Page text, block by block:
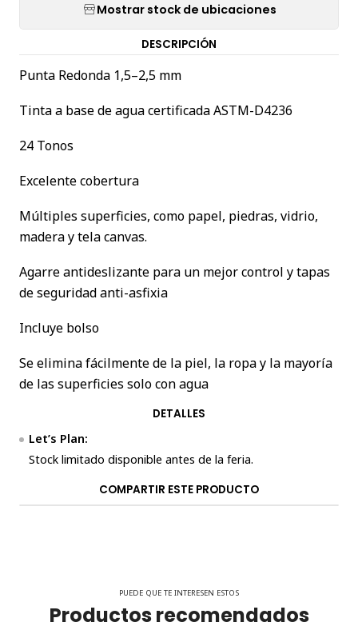
Mostrar stock de ubicaciones
DESCRIPCIÓN
Punta Redonda 1,5–2,5 mm
Tinta a base de agua certificada ASTM-D4236
24 Tonos
Excelente cobertura
Múltiples superficies, como papel, piedras, vidrio,
madera y tela canvas.
Agarre antideslizante para un mejor control y tapas
de seguridad anti-asfixia
Incluye bolso
Se elimina fácilmente de la piel, la ropa y la mayoría
de las superficies solo con agua
DETALLES
Let’s Plan:
Stock limitado disponible antes de la feria.
COMPARTIR ESTE PRODUCTO
PUEDE QUE TE INTERESEN ESTOS
Productos recomendados